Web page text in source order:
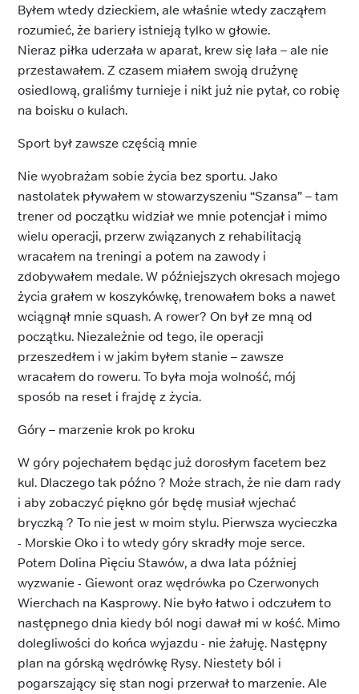
Byłem wtedy dzieckiem, ale właśnie wtedy zacząłem
rozumieć, że bariery istnieją tylko w głowie.
Nieraz piłka uderzała w aparat, krew się lała – ale nie
przestawałem. Z czasem miałem swoją drużynę
osiedlową, graliśmy turnieje i nikt już nie pytał, co robię
na boisku o kulach.
Sport był zawsze częścią mnie
Nie wyobrażam sobie życia bez sportu. Jako
nastolatek pływałem w stowarzyszeniu “Szansa” – tam
trener od początku widział we mnie potencjał i mimo
wielu operacji, przerw związanych z rehabilitacją
wracałem na treningi a potem na zawody i
zdobywałem medale. W późniejszych okresach mojego
życia grałem w koszykówkę, trenowałem boks a nawet
wciągnął mnie squash. A rower? On był ze mną od
początku. Niezależnie od tego, ile operacji
przeszedłem i w jakim byłem stanie – zawsze
wracałem do roweru. To była moja wolność, mój
sposób na reset i frajdę z życia.
Góry – marzenie krok po kroku
W góry pojechałem będąc już dorosłym facetem bez
kul. Dlaczego tak późno ? Może strach, że nie dam rady
i aby zobaczyć piękno gór będę musiał wjechać
bryczką ? To nie jest w moim stylu. Pierwsza wycieczka
- Morskie Oko i to wtedy góry skradły moje serce.
Potem Dolina Pięciu Stawów, a dwa lata później
wyzwanie - Giewont oraz wędrówka po Czerwonych
Wierchach na Kasprowy. Nie było łatwo i odczułem to
następnego dnia kiedy ból nogi dawał mi w kość. Mimo
dolegliwości do końca wyjazdu - nie żałuję. Następny
plan na górską wędrówkę Rysy. Niestety ból i
pogarszający się stan nogi przerwał to marzenie. Ale